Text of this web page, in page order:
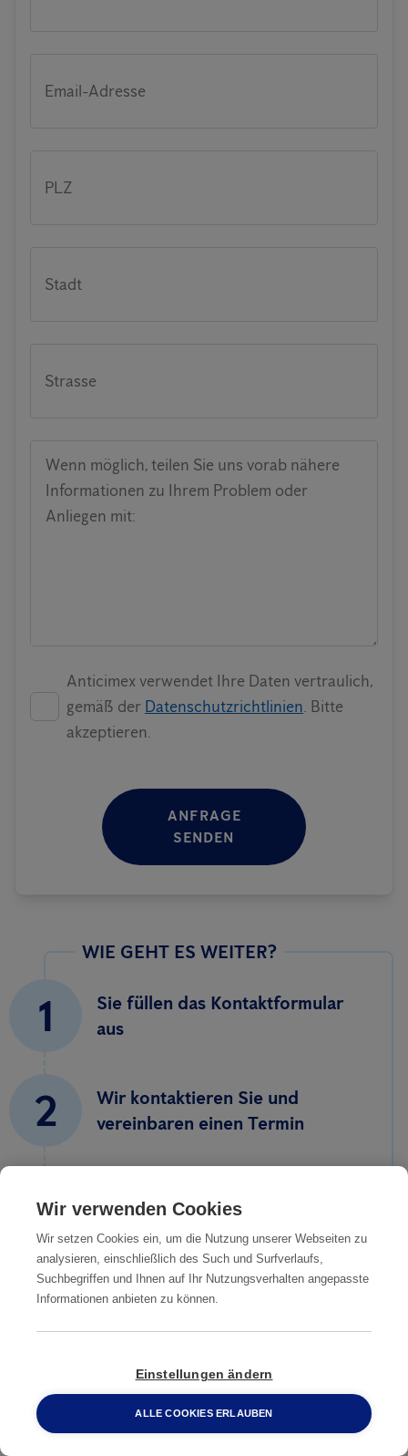
Email-Adresse
PLZ
Stadt
Strasse
Wenn möglich, teilen Sie uns vorab nähere
Informationen zu Ihrem Problem oder
Anliegen mit:
Anticimex verwendet Ihre Daten vertraulich,
gemäß der Datenschutzrichtlinien. Bitte
akzeptieren.
ANFRAGE
SENDEN
WIE GEHT ES WEITER?
1
Sie füllen das Kontaktformular
aus
2
Wir kontaktieren Sie und
vereinbaren einen Termin
3
Situation und erstellt ein
unverbindliches Angebot
4
Bei Angebotsannahme führen
unsere Techniker die Bed Bug
Behandlung durch
5 0800 2 33 04 00
Wir verwenden Cookies
Wir setzen Cookies ein, um die Nutzung unserer Webseiten zu
analysieren, einschließlich des Such und Surfverlaufs,
Suchbegriffen und Ihnen auf Ihr Nutzungsverhalten angepasste
Informationen anbieten zu können.
Einstellungen ändern
ALLE COOKIES ERLAUBEN